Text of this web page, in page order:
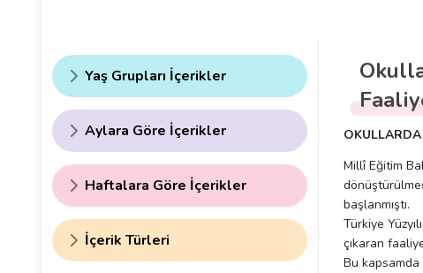
Yaş Grupları İçerikler
Aylara Göre İçerikler
Haftalara Göre İçerikler
İçerik Türleri
OKULLARDA
Millî Eğitim
başlanmıştı.
Türkiye
çıkaran
Bu